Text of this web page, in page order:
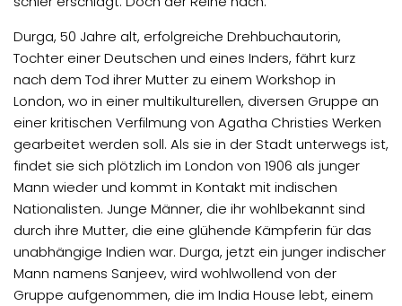
Durga, 50 Jahre alt, erfolgreiche Drehbuchautorin,
Tochter einer Deutschen und eines Inders, fährt kurz
nach dem Tod ihrer Mutter zu einem Workshop in
London, wo in einer multikulturellen, diversen Gruppe an
einer kritischen Verfilmung von Agatha Christies Werken
gearbeitet werden soll. Als sie in der Stadt unterwegs ist,
findet sie sich plötzlich im London von 1906 als junger
Mann wieder und kommt in Kontakt mit indischen
Nationalisten. Junge Männer, die ihr wohlbekannt sind
durch ihre Mutter, die eine glühende Kämpferin für das
unabhängige Indien war. Durga, jetzt ein junger indischer
Mann namens Sanjeev, wird wohlwollend von der
Gruppe aufgenommen, die im India House lebt, einem